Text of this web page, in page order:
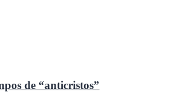
de “anticristos”